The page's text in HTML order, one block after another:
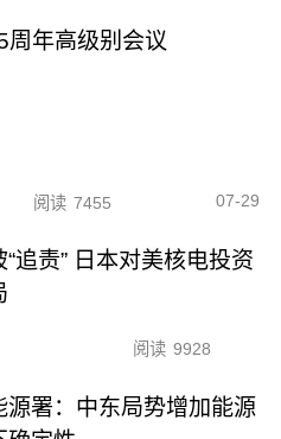
周年高级别会议
阅读 7455 07-29
“追责” 日本对美核电投资
阅读 9928
源署：中东局势增加能源